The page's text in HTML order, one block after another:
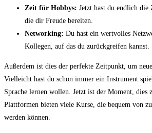
Zeit für Hobbys: Jetzt hast ‍du endlich
die dir Freude ​bereiten.
Networking: Du hast ein wertvolles
Kollegen, auf das du zurückgreifen ⁤kannst.
Außerdem ist dies der perfekte Zeitpunkt, um
Vielleicht⁣ hast du schon immer ein Instrument
⁣Sprache lernen wollen. Jetzt ist der Moment, dies
Plattformen bieten viele Kurse, die‌ bequem von
werden können.